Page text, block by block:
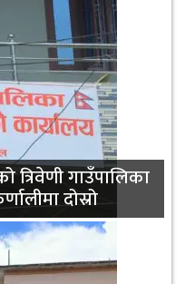
त्रिवेणी गाउँपालिका
दोस्रो